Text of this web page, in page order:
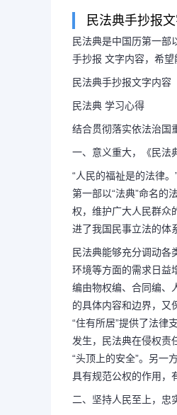
民法典手抄报
民法典是中国历第一部
手抄报 文字内容，希
民法典手抄报文字内容
民法典 学习心得
结合贯彻落实依法治国
一、意义重大，《民法
“人民的福祉是的法律
第一部以“法典”命名的
权，维护广大人民群众
进了我国民事立法的体
民法典能够充分调动各
环境等方面的需求日益
编由物权编、合同编、
的具体内容和边界，又
“住有所居”提供了法律
发生，民法典在侵权责
“头顶上的安全”。另一
具有规范公权的作用，
二、坚持人民至上，忠